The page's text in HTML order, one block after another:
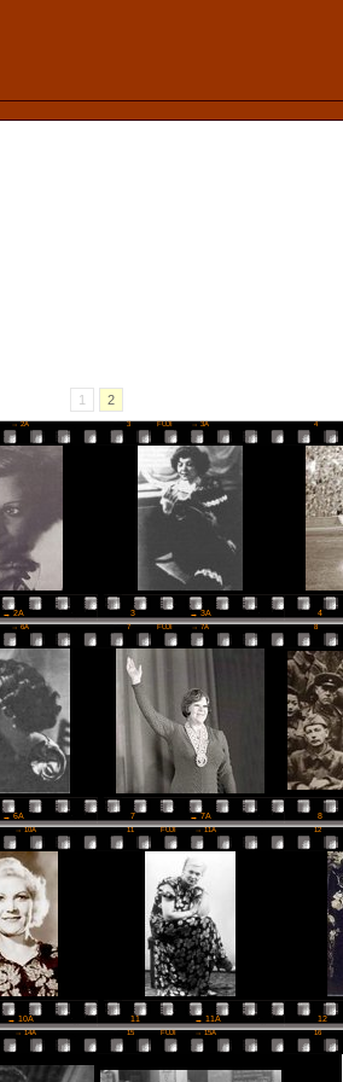
1 2
→ 2A 3 FUJI → 3A 4
→ 2A 3 → 3A 4
→ 6A 7 FUJI → 7A 8
→ 6A 7 → 7A 8
→ 10A 11 FUJI → 11A 12
→ 10A 11 → 11A 12
→ 14A 15 FUJI → 15A 16